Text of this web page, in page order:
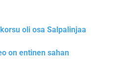
oli osa Salpalinjaa
on entinen sahan